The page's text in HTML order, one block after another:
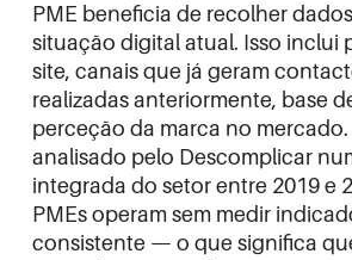
PME beneficia de recolher
situação digital atual. Isso inclui
site, canais que já geram
realizadas anteriormente, base
perceção da marca no
analisado pelo Descomplicar
integrada do setor entre 2019 e
PMEs operam sem medir
consistente — o que significa